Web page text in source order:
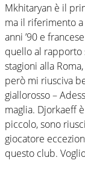
Mkhitaryan è il
ma il riferimento a
anni ’90 e
quello al rapporto
stagioni alla
però mi riusciva
giallorosso –
maglia. Djorkaeff
piccolo, sono
giocatore
questo club.